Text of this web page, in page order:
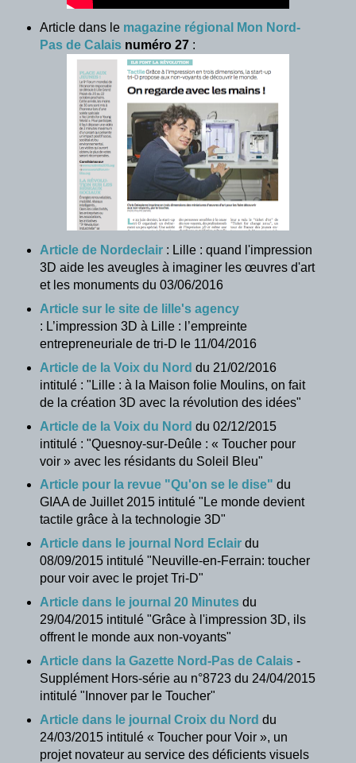
Article dans le magazine régional Mon Nord-
Pas de Calais numéro 27:
Article de Nordeclair: Lille : quand l'impression
3D aide les aveugles à imaginer les œuvres d'art
et les monuments du 03/06/2016
Article sur le site de lille's agency
: L’impression 3D à Lille : l’empreinte
entrepreneuriale de tri-D le 11/04/2016
Article de la Voix du Nord du 21/02/2016
intitulé : "Lille : à la Maison folie Moulins, on fait
de la création 3D avec la révolution des idées"
Article de la Voix du Nord du 02/12/2015
intitulé : "Quesnoy-sur-Deûle : « Toucher pour
voir » avec les résidants du Soleil Bleu"
Article pour la revue "Qu'on se le dise" du
GIAA de Juillet 2015 intitulé "Le monde devient
tactile grâce à la technologie 3D"
Article dans le journal Nord Eclair du
08/09/2015 intitulé "Neuville-en-Ferrain: toucher
pour voir avec le projet Tri-D"
Article dans le journal 20 Minutes du
29/04/2015 intitulé "Grâce à l'impression 3D, ils
offrent le monde aux non-voyants"
Article dans la Gazette Nord-Pas de Calais-
Supplément Hors-série au n°8723 du 24/04/2015
intitulé "Innover par le Toucher"
Article dans le journal Croix du Nord du
24/03/2015 intitulé « Toucher pour Voir », un
projet novateur au service des déficients visuels